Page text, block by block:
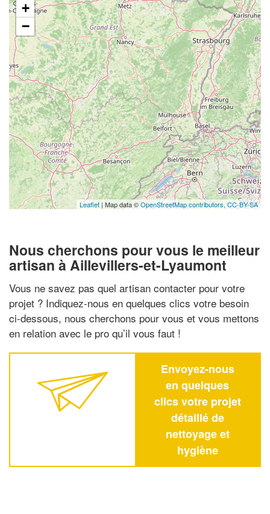
+
−
Leaflet | Map data ©OpenStreetMap contributors, CC-BY-SA
Nous cherchons pour vous le meilleur
artisan à Aillevillers-et-Lyaumont
Vous ne savez pas quel artisan contacter pour votre
projet ? Indiquez-nous en quelques clics votre besoin
ci-dessous, nous cherchons pour vous et vous mettons
en relation avec le pro qu’il vous faut !
Envoyez-nous
en quelques
clics votre projet
détaillé de
nettoyage et
hygiène